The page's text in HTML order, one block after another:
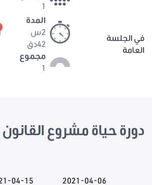
1
في الجلسة
العامة
المدة
2س
42دق
مجموع
1
دورة حياة مشروع القانون
2021-04-06
04-15